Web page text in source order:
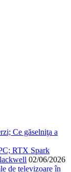
Ce găselniţa a
RTX Spark
02/06/2026
de televizoare în